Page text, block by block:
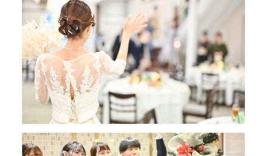
FAIR フェア
PHOTO 会場写真
STAFF インタビュー
PLAN プラン